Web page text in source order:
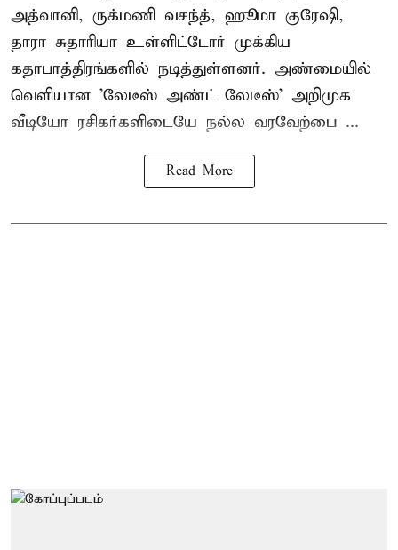
அத்வானி, ருக்மணி வசந்த், ஹூமா குரேஷி,
தாரா சுதாரியா உள்ளிட்டோர் முக்கிய
கதாபாத்திரங்களில் நடித்துள்ளனர். அண்மையில்
வெளியான 'லேடீஸ் அண்ட் லேடீஸ்' அறிமுக
வீடியோ ரசிகர்களிடையே நல்ல வரவேற்பை ...
Read More